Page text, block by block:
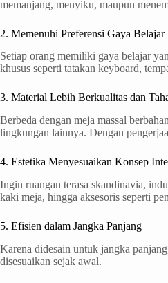
memanjang, menyiku, maupun
2. Memenuhi Preferensi Gaya Belajar
Setiap orang memiliki gaya belajar
khusus seperti tatakan keyboard,
3. Material Lebih Berkualitas dan
Berbeda dengan meja massal
lingkungan lainnya. Dengan
4. Estetika Menyesuaikan Konsep
Ingin ruangan terasa skandinavia,
kaki meja, hingga aksesoris seperti
5. Efisien dalam Jangka Panjang
Karena didesain untuk jangka
disesuaikan sejak awal.